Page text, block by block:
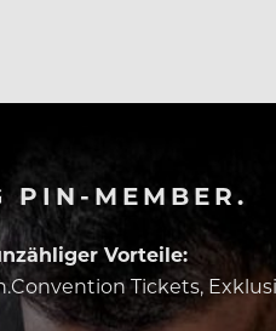
PIN-MEMBER.
Vorteile:
Tickets,